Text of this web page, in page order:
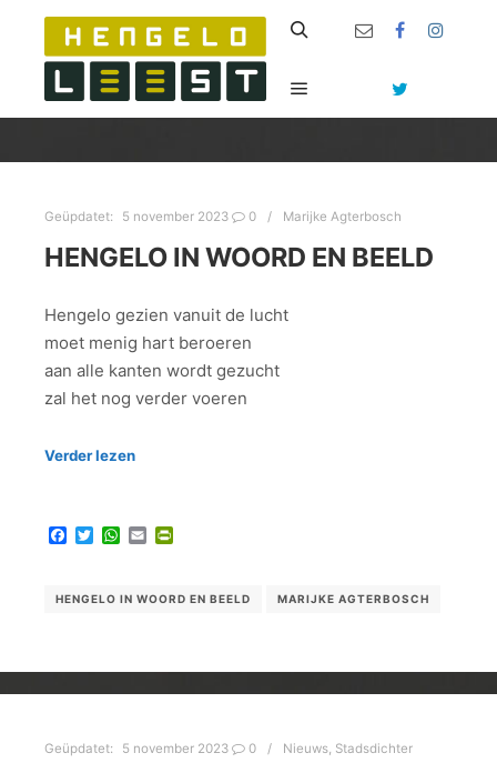
Hoofdmenu
Geüpdatet: 5 november 2023 0 Marijke Agterbosch
HENGELO IN WOORD EN BEELD
Hengelo gezien vanuit de lucht
moet menig hart beroeren
aan alle kanten wordt gezucht
zal het nog verder voeren
Verder lezen
Facebook
TwitterWhatsApp
Email
HENGELO IN WOORD EN BEELD MARIJKE AGTERBOSCH
Geüpdatet: 5 november 2023 0 Nieuws, Stadsdichter